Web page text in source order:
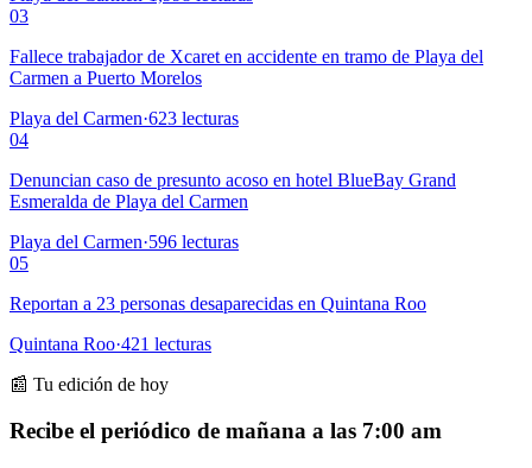
03
Fallece trabajador de Xcaret en accidente en tramo de Playa del
Carmen a Puerto Morelos
Playa del Carmen·623 lecturas
04
Denuncian caso de presunto acoso en hotel BlueBay Grand
Esmeralda de Playa del Carmen
Playa del Carmen·596 lecturas
05
Reportan a 23 personas desaparecidas en Quintana Roo
Quintana Roo·421 lecturas
📰 Tu edición de hoy
Recibe el periódico de mañana a las 7:00 am